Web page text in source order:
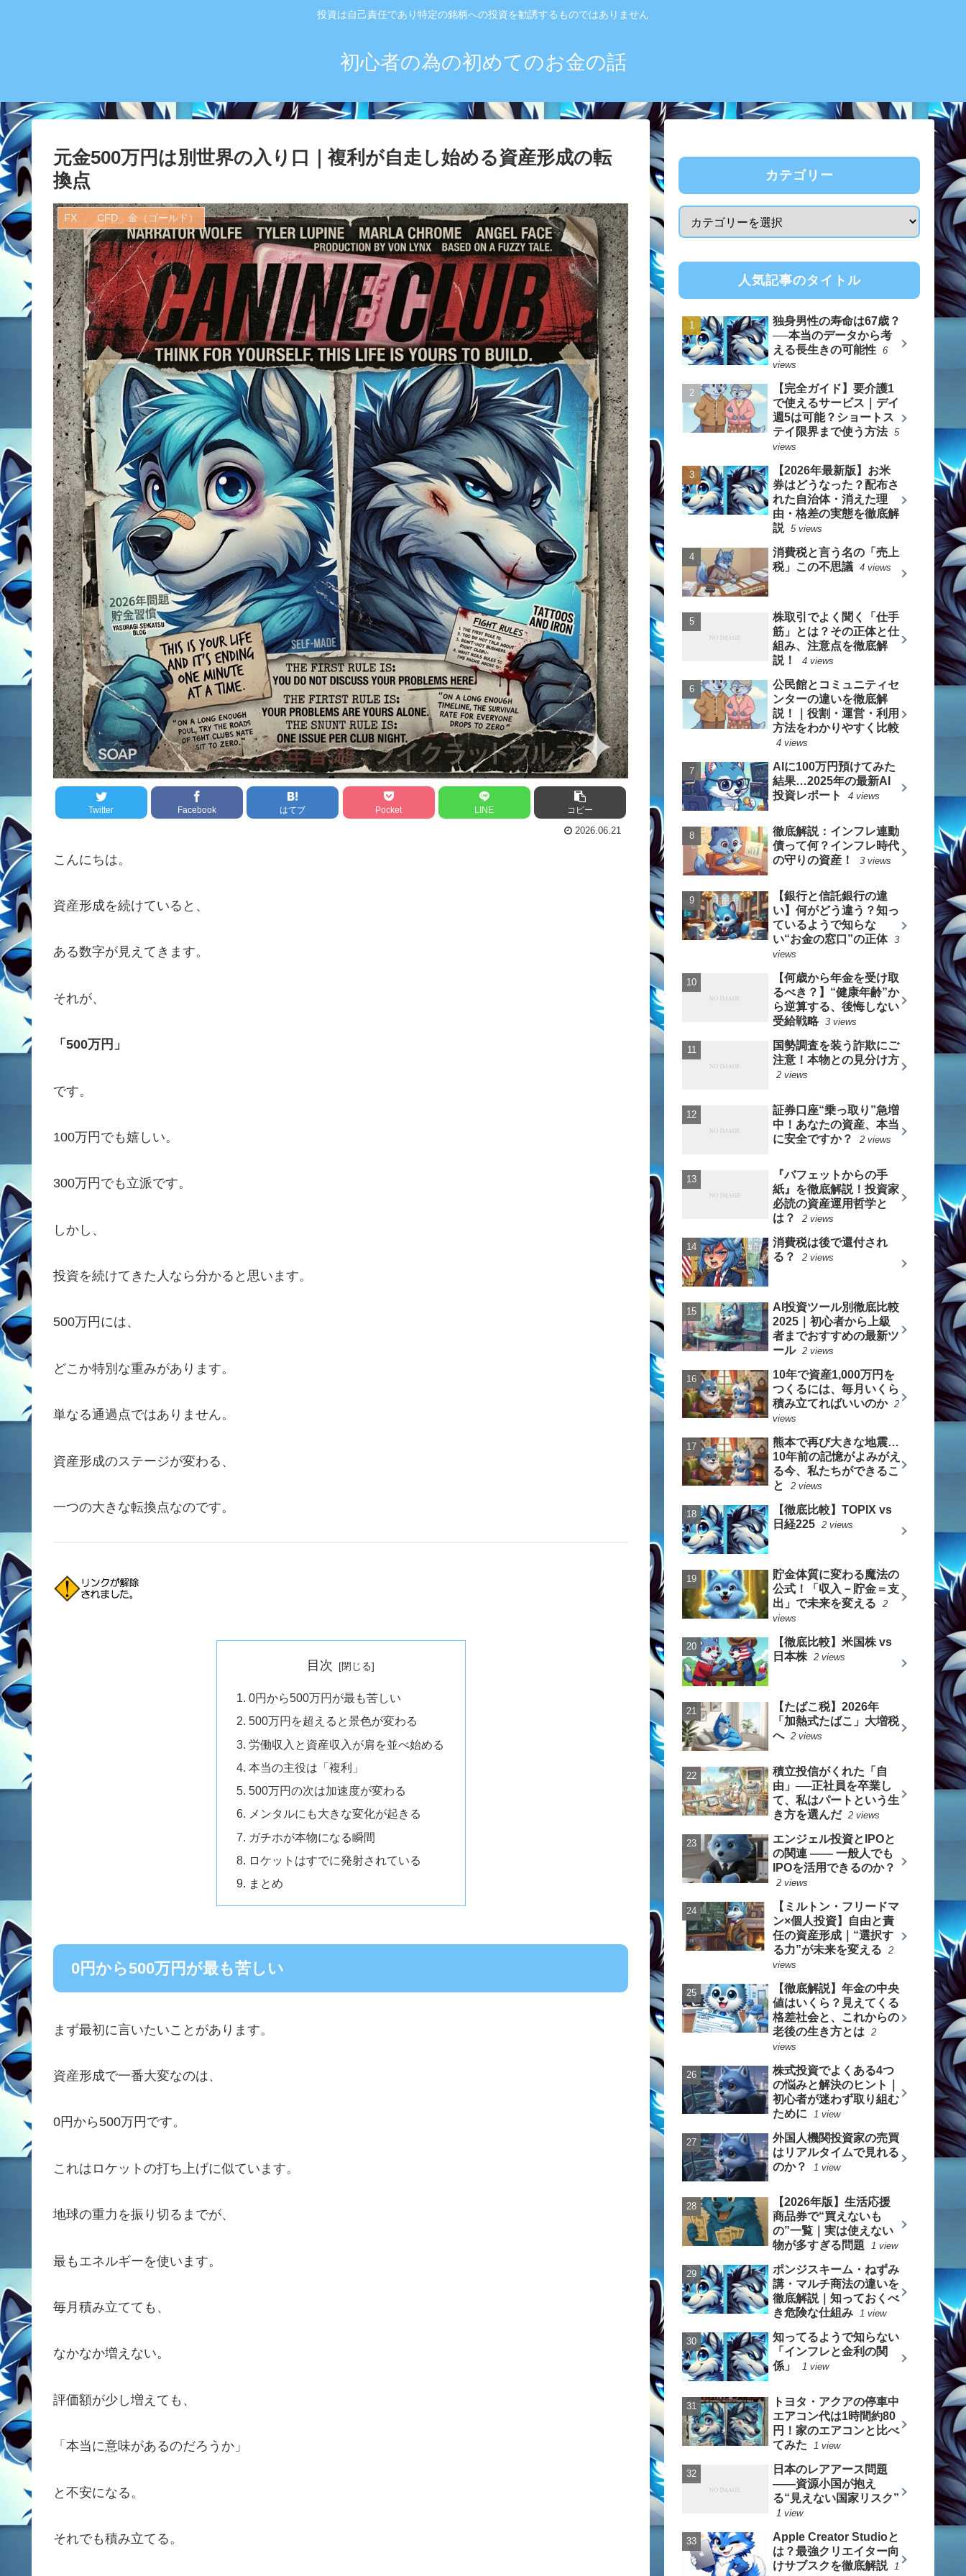
投資は自己責任であり特定の銘柄への投資を勧誘するものではありません
初心者の為の初めてのお金の話
元金500万円は別世界の入り口｜複利が自走し始める資産形成の転
換点
FX CFD 金（ゴールド）
Twitter Facebook はてブ Pocket LINE コピー
2026.06.21
こんにちは。
資産形成を続けていると、
ある数字が見えてきます。
それが、
「500万円」
です。
100万円でも嬉しい。
300万円でも立派です。
しかし、
投資を続けてきた人なら分かると思います。
500万円には、
どこか特別な重みがあります。
単なる通過点ではありません。
資産形成のステージが変わる、
一つの大きな転換点なのです。
目次
0円から500万円が最も苦しい
500万円を超えると景色が変わる
労働収入と資産収入が肩を並べ始める
本当の主役は「複利」
500万円の次は加速度が変わる
メンタルにも大きな変化が起きる
ガチホが本物になる瞬間
ロケットはすでに発射されている
まとめ
0円から500万円が最も苦しい
まず最初に言いたいことがあります。
資産形成で一番大変なのは、
0円から500万円です。
これはロケットの打ち上げに似ています。
地球の重力を振り切るまでが、
最もエネルギーを使います。
毎月積み立てても、
なかなか増えない。
評価額が少し増えても、
「本当に意味があるのだろうか」
と不安になる。
それでも積み立てる。
カテゴリー
人気記事のタイトル
独身男性の寿命は67歳？
──本当のデータから考
える長生きの可能性 6
views
【完全ガイド】要介護1
で使えるサービス｜デイ
週5は可能？ショートス
テイ限界まで使う方法 5
views
【2026年最新版】お米
券はどうなった？配布さ
れた自治体・消えた理
由・格差の実態を徹底解
説 5 views
消費税と言う名の「売上
税」この不思議 4 views
株取引でよく聞く「仕手
筋」とは？その正体と仕
組み、注意点を徹底解
説！
4 views
公民館とコミュニティセ
ンターの違いを徹底解
説！｜役割・運営・利用
方法をわかりやすく比較
4 views
AIに100万円預けてみた
結果…2025年の最新AI
投資レポート
4 views
徹底解説：インフレ連動
債って何？インフレ時代
の守りの資産！
3 views
【銀行と信託銀行の違
い】何がどう違う？知っ
ているようで知らな
い“お金の窓口”の正体 3
views
【何歳から年金を受け取
るべき？】“健康年齢”か
ら逆算する、後悔しない
受給戦略 3 views
国勢調査を装う詐欺にご
注意！本物との見分け方
2 views
証券口座“乗っ取り”急増
中！あなたの資産、本当
に安全ですか？
2 views
『バフェットからの手
紙』を徹底解説！投資家
必読の資産運用哲学と
は？
2 views
消費税は後で還付され
る？
2 views
AI投資ツール別徹底比較
2025｜初心者から上級
者までおすすめの最新ツ
ール 2 views
10年で資産1,000万円を
つくるには、毎月いくら
積み立てればいいのか 2
views
熊本で再び大きな地震…
10年前の記憶がよみがえ
る今、私たちができるこ
と
2 views
【徹底比較】TOPIX vs
日経225 2 views
貯金体質に変わる魔法の
公式！「収入－貯金＝支
出」で未来を変える
2
views
【徹底比較】米国株 vs
日本株 2 views
【たばこ税】2026年
「加熱式たばこ」大増税
へ 2 views
積立投信がくれた「自
由」──正社員を卒業し
て、私はパートという生
き方を選んだ 2 views
エンジェル投資とIPOと
の関連 —— 一般人でも
IPOを活用できるのか？
2 views
【ミルトン・フリードマ
ン×個人投資】自由と責
任の資産形成｜“選択す
る力”が未来を変える
2
views
【徹底解説】年金の中央
値はいくら？見えてくる
格差社会と、これからの
老後の生き方とは
2
views
株式投資でよくある4つ
の悩みと解決のヒント｜
初心者が迷わず取り組む
ために
1 view
外国人機関投資家の売買
はリアルタイムで見れる
のか？
1 view
【2026年版】生活応援
商品券で“買えないも
の”一覧｜実は使えない
物が多すぎる問題
1 view
ポンジスキーム・ねずみ
講・マルチ商法の違いを
徹底解説｜知っておくべ
き危険な仕組み 1 view
知ってるようで知らない
「インフレと金利の関
係」
1 view
トヨタ・アクアの停車中
エアコン代は1時間約80
円！家のエアコンと比べ
てみた
1 view
日本のレアアース問題
――資源小国が抱え
る“見えない国家リスク”
1 view
Apple Creator Studioと
は？最強クリエイター向
けサブスクを徹底解説 1